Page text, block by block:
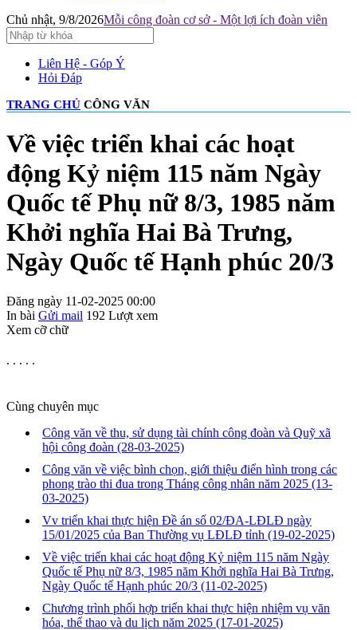
Chủ nhật, 9/8/2026Mỗi công đoàn cơ sở - Một lợi ích đoàn viên
Liên Hệ - Góp Ý
Hỏi Đáp
TRANG CHỦ CÔNG VĂN
Về việc triển khai các hoạt
động Kỷ niệm 115 năm Ngày
Quốc tế Phụ nữ 8/3, 1985 năm
Khởi nghĩa Hai Bà Trưng,
Ngày Quốc tế Hạnh phúc 20/3
Đăng ngày 11-02-2025 00:00
In bài Gửi mail 192 Lượt xem
Xem cỡ chữ
. . . . .
Cùng chuyên mục
Công văn về thu, sử dụng tài chính công đoàn và Quỹ xã
hội công đoàn (28-03-2025)
Công văn về việc bình chọn, giới thiệu điển hình trong các
phong trào thi đua trong Tháng công nhân năm 2025 (13-
03-2025)
Vv triển khai thực hiện Đề án số 02/ĐA-LĐLĐ ngày
15/01/2025 của Ban Thường vụ LĐLĐ tỉnh (19-02-2025)
Về việc triển khai các hoạt động Kỷ niệm 115 năm Ngày
Quốc tế Phụ nữ 8/3, 1985 năm Khởi nghĩa Hai Bà Trưng,
Ngày Quốc tế Hạnh phúc 20/3 (11-02-2025)
Chương trình phối hợp triển khai thực hiện nhiệm vụ văn
hóa, thể thao và du lịch năm 2025 (17-01-2025)